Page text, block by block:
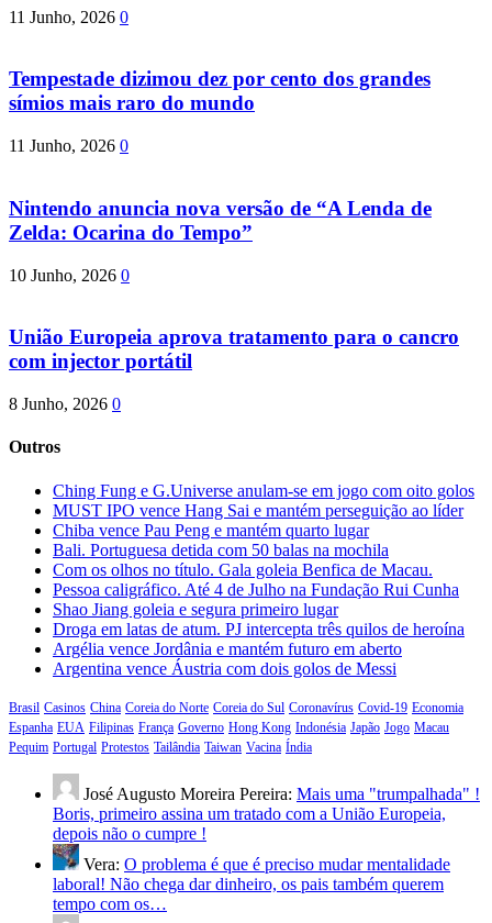
11 Junho, 2026 0
Tempestade dizimou dez por cento dos grandes
símios mais raro do mundo
11 Junho, 2026 0
Nintendo anuncia nova versão de “A Lenda de
Zelda: Ocarina do Tempo”
10 Junho, 2026 0
União Europeia aprova tratamento para o cancro
com injector portátil
8 Junho, 2026 0
Outros
Ching Fung e G.Universe anulam-se em jogo com oito golos
MUST IPO vence Hang Sai e mantém perseguição ao líder
Chiba vence Pau Peng e mantém quarto lugar
Bali. Portuguesa detida com 50 balas na mochila
Com os olhos no título. Gala goleia Benfica de Macau.
Pessoa caligráfico. Até 4 de Julho na Fundação Rui Cunha
Shao Jiang goleia e segura primeiro lugar
Droga em latas de atum. PJ intercepta três quilos de heroína
Argélia vence Jordânia e mantém futuro em aberto
Argentina vence Áustria com dois golos de Messi
Brasil Casinos China Coreia do Norte Coreia do Sul Coronavírus Covid-19 Economia
Espanha EUA Filipinas França Governo Hong Kong Indonésia Japão Jogo Macau
Pequim Portugal Protestos Tailândia Taiwan Vacina Índia
José Augusto Moreira Pereira: Mais uma "trumpalhada" !
Boris, primeiro assina um tratado com a União Europeia,
depois não o cumpre !
Vera: O problema é que é preciso mudar mentalidade
laboral! Não chega dar dinheiro, os pais também querem
tempo com os…